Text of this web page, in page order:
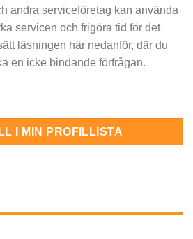
andra serviceföretag kan använda
servicen och frigöra tid för det
läsningen här nedanför, där du
en icke bindande förfrågan.
I MIN PROFILLISTA